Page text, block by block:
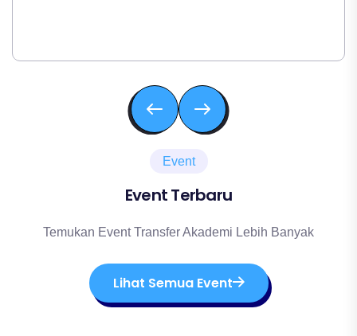
Event
Event Terbaru
Temukan Event Transfer Akademi Lebih Banyak
Lihat Semua Event